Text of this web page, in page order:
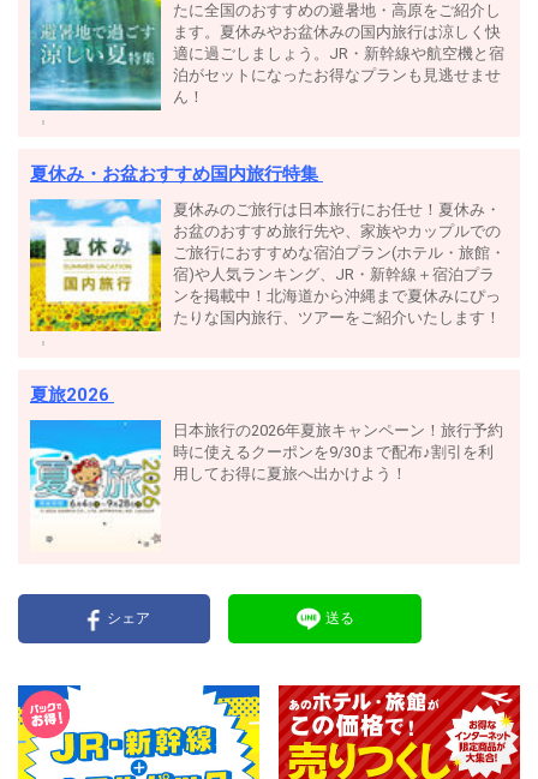
たに全国のおすすめの避暑地・高原をご紹介し
ます。夏休みやお盆休みの国内旅行は涼しく快
適に過ごしましょう。JR・新幹線や航空機と宿
泊がセットになったお得なプランも見逃せませ
ん！
夏休み・お盆おすすめ国内旅行特集
夏休みのご旅行は日本旅行にお任せ！夏休み・
お盆のおすすめ旅行先や、家族やカップルでの
ご旅行におすすめな宿泊プラン(ホテル・旅館・
宿)や人気ランキング、JR・新幹線＋宿泊プラ
ンを掲載中！北海道から沖縄まで夏休みにぴっ
たりな国内旅行、ツアーをご紹介いたします！
夏旅2026
日本旅行の2026年夏旅キャンペーン！旅行予約
時に使えるクーポンを9/30まで配布♪割引を利
用してお得に夏旅へ出かけよう！
シェア 送る